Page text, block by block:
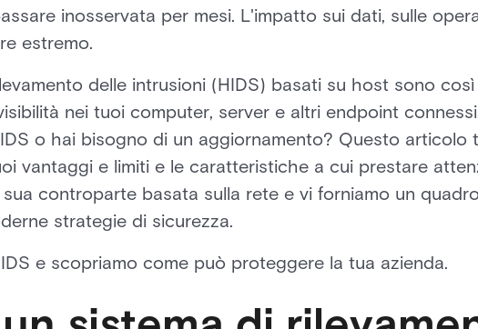
inosservata per mesi. L'impatto sui dati, sulle
estremo.
delle intrusioni (HIDS) basati su host sono
nei tuoi computer, server e altri endpoint
o hai bisogno di un aggiornamento? Questo articolo
vantaggi e limiti e le caratteristiche a cui prestare
controparte basata sulla rete e vi forniamo un
strategie di sicurezza.
e scopriamo come può proteggere la tua azienda.